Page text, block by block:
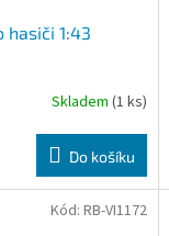
hasiči 1:43
Skladem (1 ks)
Do košíku
Kód: RB-VI1172